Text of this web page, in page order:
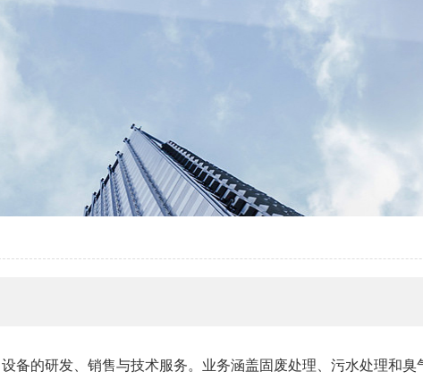
的研发、销售与技术服务。业务涵盖固废处理、污水处理和臭